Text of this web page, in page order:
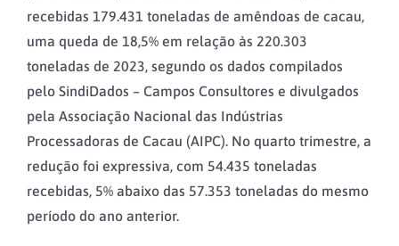
recebidas 179.431 toneladas de amêndoas de cacau,
uma queda de 18,5% em relação às 220.303
toneladas de 2023, segundo os dados compilados
pelo SindiDados – Campos Consultores e divulgados
pela Associação Nacional das Indústrias
Processadoras de Cacau (AIPC). No quarto trimestre, a
redução foi expressiva, com 54.435 toneladas
recebidas, 5% abaixo das 57.353 toneladas do mesmo
período do ano anterior.